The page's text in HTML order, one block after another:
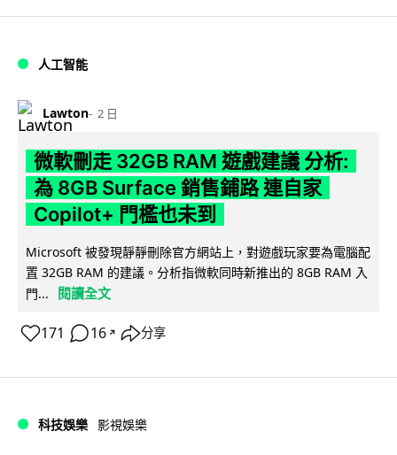
人工智能
Lawton 2 日
微軟刪走 32GB RAM 遊戲建議 分析:
為 8GB Surface 銷售鋪路 連自家
Copilot+ 門檻也未到
Microsoft 被發現靜靜刪除官方網站上，對遊戲玩家要為電腦配
置 32GB RAM 的建議。分析指微軟同時新推出的 8GB RAM 入
門...
閱讀全文
171 16 ↗ 分享
科技娛樂 影視娛樂